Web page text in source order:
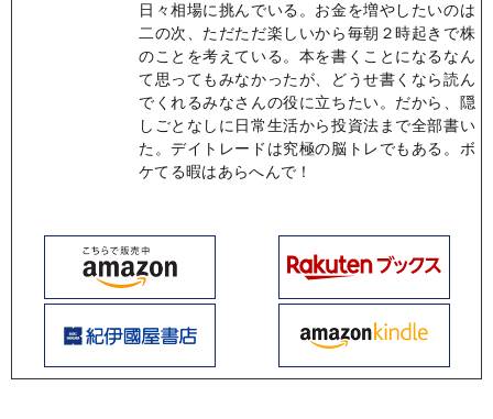
日々相場に挑んでいる。お金を増やしたいのは
二の次、ただただ楽しいから毎朝２時起きで株
のことを考えている。本を書くことになるなん
て思ってもみなかったが、どうせ書くなら読ん
でくれるみなさんの役に立ちたい。だから、隠
しごとなしに日常生活から投資法まで全部書い
た。デイトレードは究極の脳トレでもある。ボ
ケてる暇はあらへんで！